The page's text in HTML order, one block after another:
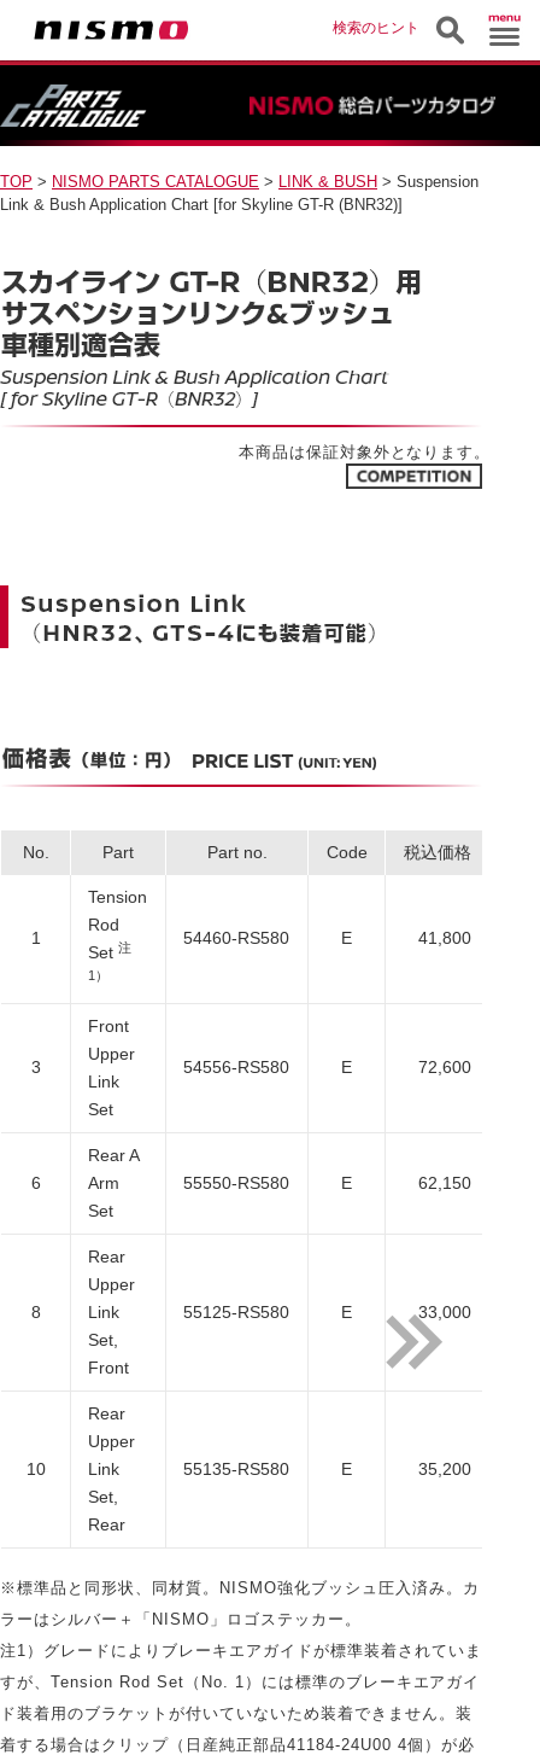
検索のヒント
TOP > NISMO PARTS CATALOGUE > LINK & BUSH > Suspension
Link & Bush Application Chart [for Skyline GT-R (BNR32)]
本商品は保証対象外となります。
No. Part Part no. Code 税込価格
1
Tension
Rod
Set注
1）
54460-RS580 E 41,800
3
Front
Upper
Link
Set
54556-RS580 E 72,600
6
Rear A
Arm
Set
55550-RS580 E 62,150
8
Rear
Upper
Link
Set,
Front
55125-RS580 E 33,000
10
Rear
Upper
Link
Set,
Rear
55135-RS580 E 35,200
※標準品と同形状、同材質。NISMO強化ブッシュ圧入済み。カ
ラーはシルバー＋「NISMO」ロゴステッカー。
注1）グレードによりブレーキエアガイドが標準装着されていま
すが、Tension Rod Set（No. 1）には標準のブレーキエアガイ
ド装着用のブラケットが付いていないため装着できません。装
着する場合はクリップ（日産純正部品41184-24U00 4個）が必